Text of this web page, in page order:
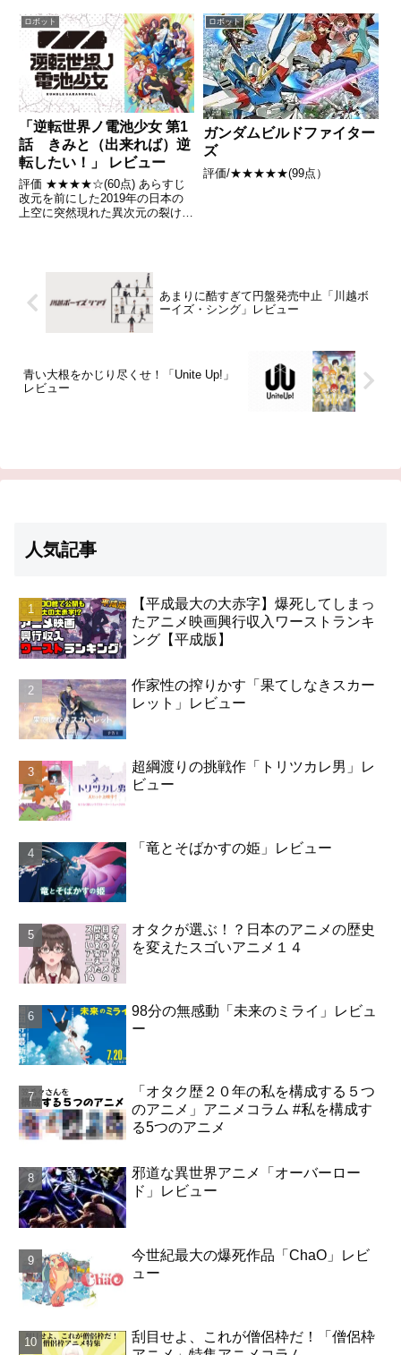
はこちらあらすじ地球連邦軍パイ
ロットシロー・アマダ少尉は東南
アジア戦線に配属されることにな
ったが、そこへ向か...
ルスーツ決闘競技《クランバト
ル》に巻き込まれる。 引用-
Wikipedia
ロボット
「逆転世界ノ電池少女 第1
話 きみと（出来れば）逆
転したい！」 レビュー
評価 ★★★★☆(60点) あらすじ
改元を前にした2019年の日本の
上空に突然現れた異次元の裂け目
ロボット
ガンダムビルドファイター
ズ
評価/★★★★★(99点）
あまりに酷すぎて円盤発売中止「川越ボ
ーイズ・シング」レビュー
青い大根をかじり尽くせ！「Unite Up!」
レビュー
人気記事
【平成最大の大赤字】爆死してしまっ
たアニメ映画興行収入ワーストランキ
ング【平成版】
作家性の搾りかす「果てしなきスカー
レット」レビュー
超綱渡りの挑戦作「トリツカレ男」レ
ビュー
「竜とそばかすの姫」レビュー
オタクが選ぶ！？日本のアニメの歴史
を変えたスゴいアニメ１４
98分の無感動「未来のミライ」レビュ
ー
「オタク歴２０年の私を構成する５つ
のアニメ」アニメコラム #私を構成す
る5つのアニメ
邪道な異世界アニメ「オーバーロー
ド」レビュー
今世紀最大の爆死作品「ChaO」レビ
ュー
刮目せよ、これが僧侶枠だ！「僧侶枠